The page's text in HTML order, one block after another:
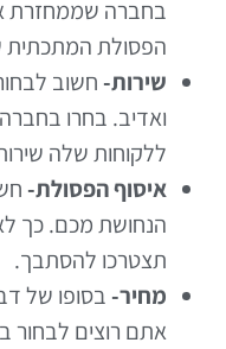
בחברה שממחזרת
הפסולת המתכתית
שירות-חשוב
ואדיב. בחרו
ללקוחות שלה
איסוף הפסולת-
הנחושת מכם. כך
תצטרכו להסתבך.
מחיר-בסופו של
אתם רוצים לבחור